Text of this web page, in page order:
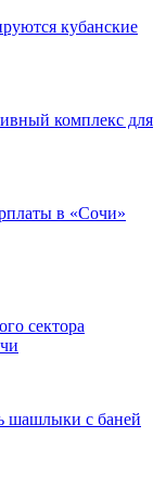
кубанские
комплекс для
в «Сочи»
сектора
шашлыки с баней